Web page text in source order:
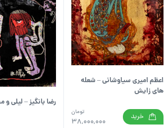
اعظم امیری سیاوشانی – شعله
های زایش
38,000,000
تومان خرید
رضا بانگیز – لیلی و